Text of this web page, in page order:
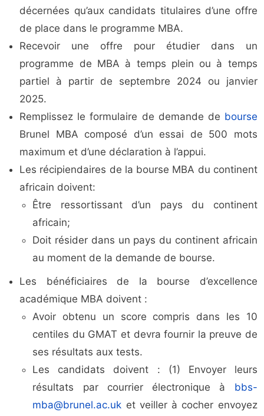
décernées qu’aux candidats titulaires d’une offre
de place dans le programme MBA.
Recevoir une offre pour étudier dans un
programme de MBA à temps plein ou à temps
partiel à partir de septembre 2024 ou janvier
2025.
Remplissez le formulaire de demande de bourse
Brunel MBA composé d’un essai de 500 mots
maximum et d’une déclaration à l’appui.
Les récipiendaires de la bourse MBA du continent
africain doivent:
Être ressortissant d’un pays du continent
africain;
Doit résider dans un pays du continent africain
au moment de la demande de bourse.
Les bénéficiaires de la bourse d’excellence
académique MBA doivent :
Avoir obtenu un score compris dans les 10
centiles du GMAT et devra fournir la preuve de
ses résultats aux tests.
Les candidats doivent : (1) Envoyer leurs
résultats par courrier électronique à bbs-
mba@brunel.ac.uk et veiller à cocher envoyez